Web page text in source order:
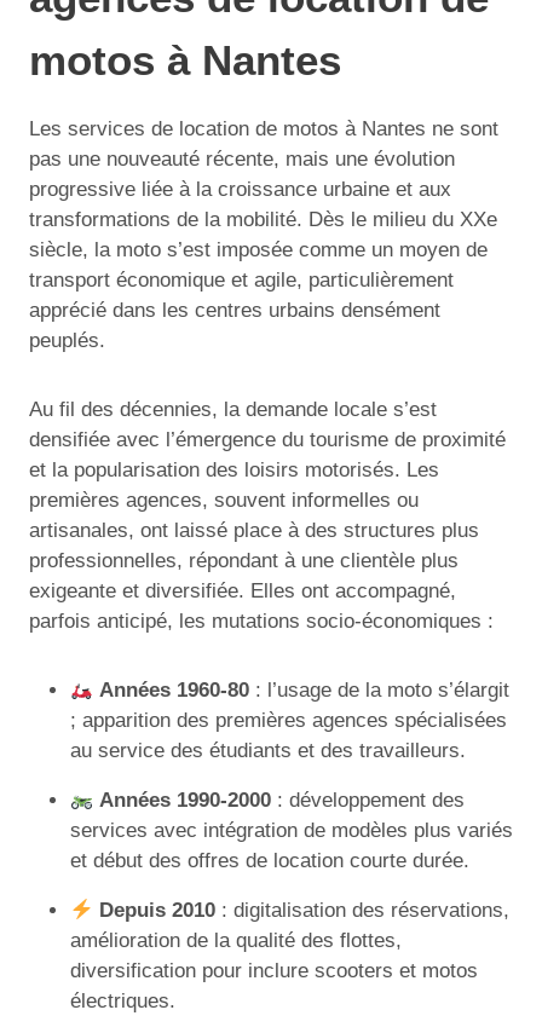
motos à Nantes
Les services de location de motos à Nantes ne sont
pas une nouveauté récente, mais une évolution
progressive liée à la croissance urbaine et aux
transformations de la mobilité. Dès le milieu du XXe
siècle, la moto s’est imposée comme un moyen de
transport économique et agile, particulièrement
apprécié dans les centres urbains densément
peuplés.
Au fil des décennies, la demande locale s’est
densifiée avec l’émergence du tourisme de proximité
et la popularisation des loisirs motorisés. Les
premières agences, souvent informelles ou
artisanales, ont laissé place à des structures plus
professionnelles, répondant à une clientèle plus
exigeante et diversifiée. Elles ont accompagné,
parfois anticipé, les mutations socio-économiques :
Années 1960-80 : l’usage de la moto s’élargit
; apparition des premières agences spécialisées
au service des étudiants et des travailleurs.
Années 1990-2000 : développement des
services avec intégration de modèles plus variés
et début des offres de location courte durée.
Depuis 2010 : digitalisation des réservations,
amélioration de la qualité des flottes,
diversification pour inclure scooters et motos
électriques.